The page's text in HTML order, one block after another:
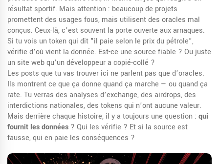
résultat sportif. Mais attention : beaucoup de projets
promettent des usages fous, mais utilisent des oracles mal
conçus. Ceux-là, c’est souvent la porte ouverte aux arnaques.
Si tu vois un token qui dit "il paie selon le prix du pétrole",
vérifie d’où vient la donnée. Est-ce une source fiable ? Ou juste
un site web qu’un développeur a copié-collé ?
Les posts que tu vas trouver ici ne parlent pas que d’oracles.
Ils montrent ce que ça donne quand ça marche — ou quand ça
rate. Tu verras des analyses d’exchange, des airdrops, des
interdictions nationales, des tokens qui n’ont aucune valeur.
Mais derrière chaque histoire, il y a toujours une question : qui
fournit les données ? Qui les vérifie ? Et si la source est
fausse, qui en paie les conséquences ?